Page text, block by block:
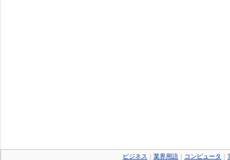
ビジネス 業界用語 コンピュータ